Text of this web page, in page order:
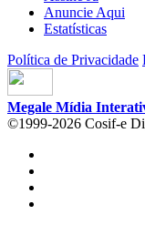
Anuncie Aqui
Estatísticas
Política de Privacidade
Megale Mídia
©1999-2026 Cosif-e